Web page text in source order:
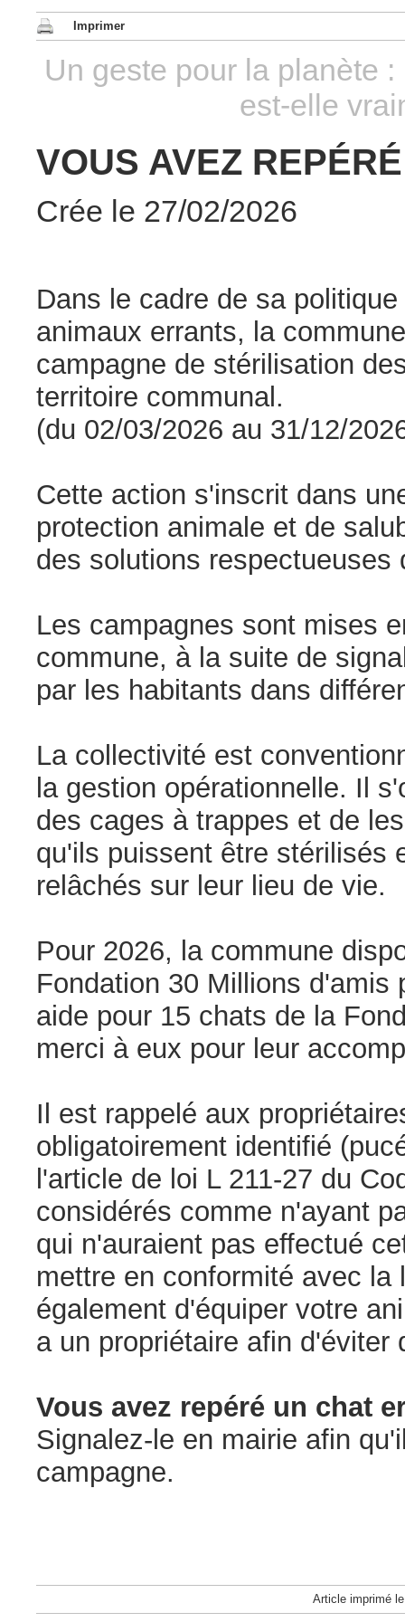
Imprimer
Un geste pour la planète
est-elle
VOUS AVEZ
Crée le 27/02/2026
Dans le cadre de sa
animaux errants, la
campagne de stérilisation
territoire communal.
(du 02/03/2026 au 31/12/
Cette action s'inscrit dans
protection animale et de
des solutions respectueuses
Les campagnes sont mises
commune, à la suite de
par les habitants dans
La collectivité est
la gestion opérationnelle. Il
des cages à trappes et de
qu'ils puissent être stérilisés
relâchés sur leur lieu de vie.
Pour 2026, la commune
Fondation 30 Millions d'amis
aide pour 15 chats de la
merci à eux pour leur
Il est rappelé aux
obligatoirement identifié
l'article de loi L 211-27 du
considérés comme n'ayant
qui n'auraient pas effectué
mettre en conformité avec
également d'équiper votre
a un propriétaire afin d'éviter
Vous avez repéré un chat
Signalez-le en mairie afin
campagne.
Article imprimé